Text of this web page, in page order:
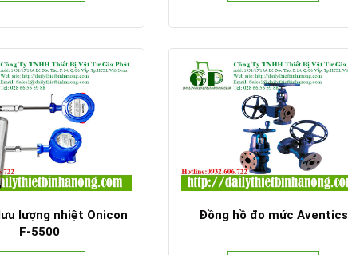
lượng nhiệt Onicon
F-5500
Đồng hồ đo mức Aventics